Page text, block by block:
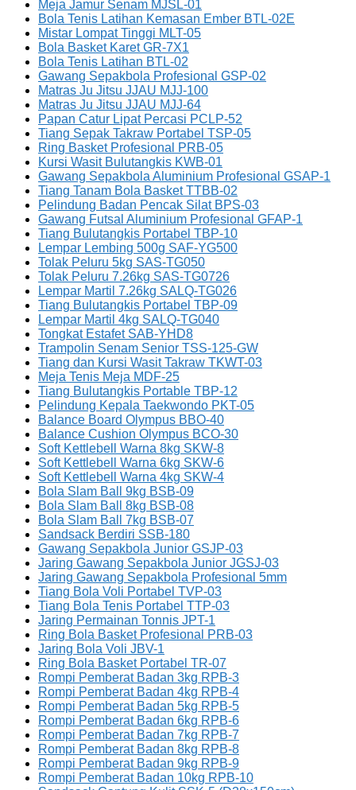
Meja Jamur Senam MJSL-01
Bola Tenis Latihan Kemasan Ember BTL-02E
Mistar Lompat Tinggi MLT-05
Bola Basket Karet GR-7X1
Bola Tenis Latihan BTL-02
Gawang Sepakbola Profesional GSP-02
Matras Ju Jitsu JJAU MJJ-100
Matras Ju Jitsu JJAU MJJ-64
Papan Catur Lipat Percasi PCLP-52
Tiang Sepak Takraw Portabel TSP-05
Ring Basket Profesional PRB-05
Kursi Wasit Bulutangkis KWB-01
Gawang Sepakbola Aluminium Profesional GSAP-1
Tiang Tanam Bola Basket TTBB-02
Pelindung Badan Pencak Silat BPS-03
Gawang Futsal Aluminium Profesional GFAP-1
Tiang Bulutangkis Portabel TBP-10
Lempar Lembing 500g SAF-YG500
Tolak Peluru 5kg SAS-TG050
Tolak Peluru 7.26kg SAS-TG0726
Lempar Martil 7.26kg SALQ-TG026
Tiang Bulutangkis Portabel TBP-09
Lempar Martil 4kg SALQ-TG040
Tongkat Estafet SAB-YHD8
Trampolin Senam Senior TSS-125-GW
Tiang dan Kursi Wasit Takraw TKWT-03
Meja Tenis Meja MDF-25
Tiang Bulutangkis Portable TBP-12
Pelindung Kepala Taekwondo PKT-05
Balance Board Olympus BBO-40
Balance Cushion Olympus BCO-30
Soft Kettlebell Warna 8kg SKW-8
Soft Kettlebell Warna 6kg SKW-6
Soft Kettlebell Warna 4kg SKW-4
Bola Slam Ball 9kg BSB-09
Bola Slam Ball 8kg BSB-08
Bola Slam Ball 7kg BSB-07
Sandsack Berdiri SSB-180
Gawang Sepakbola Junior GSJP-03
Jaring Gawang Sepakbola Junior JGSJ-03
Jaring Gawang Sepakbola Profesional 5mm
Tiang Bola Voli Portabel TVP-03
Tiang Bola Tenis Portabel TTP-03
Jaring Permainan Tonnis JPT-1
Ring Bola Basket Profesional PRB-03
Jaring Bola Voli JBV-1
Ring Bola Basket Portabel TR-07
Rompi Pemberat Badan 3kg RPB-3
Rompi Pemberat Badan 4kg RPB-4
Rompi Pemberat Badan 5kg RPB-5
Rompi Pemberat Badan 6kg RPB-6
Rompi Pemberat Badan 7kg RPB-7
Rompi Pemberat Badan 8kg RPB-8
Rompi Pemberat Badan 9kg RPB-9
Rompi Pemberat Badan 10kg RPB-10